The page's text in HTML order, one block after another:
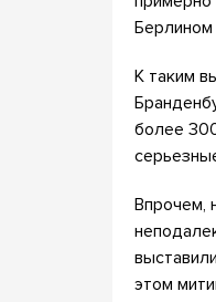
Берлином
К таким
более
Впрочем,
этом